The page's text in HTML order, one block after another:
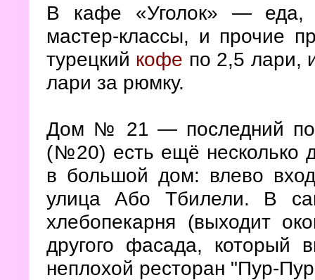
В кафе «Уголок» — еда,
мастер-классы, и прочие
турецкий кофе по 2,5 лари,
лари за рюмку.
Дом № 21 — последний по
(№20) есть ещё несколько
в большой дом: влево
улица Або Тбилели. В
хлебопекарня (выходит
другого фасада, который
неплохой ресторан "Пур-